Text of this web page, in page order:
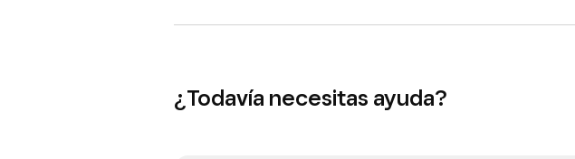
¿Todavía necesitas ayuda?